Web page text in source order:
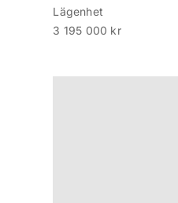
Lägenhet
3 195 000 kr